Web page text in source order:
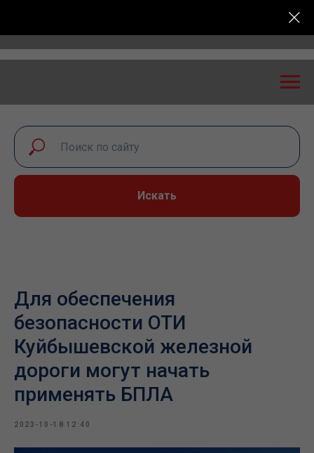
экспертный диалог – 2026» пройдет в
Искать
Для обеспечения
безопасности ОТИ
Куйбышевской железной
дороги могут начать
применять БПЛА
2023-10-18 12:40